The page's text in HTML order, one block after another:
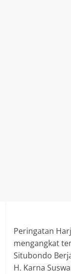
Peringatan
mengangkat
Situbondo
H. Karna